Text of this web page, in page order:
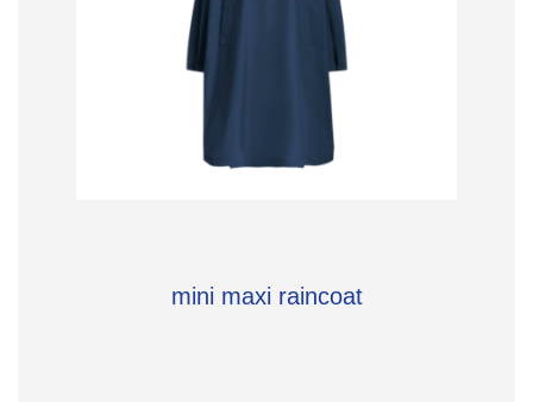
mini maxi raincoat